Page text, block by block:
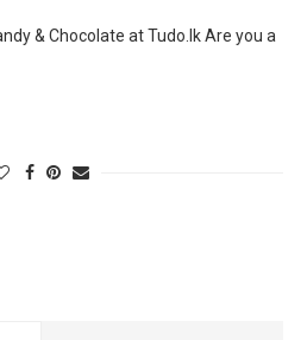
& Chocolate at Tudo.lk Are you a